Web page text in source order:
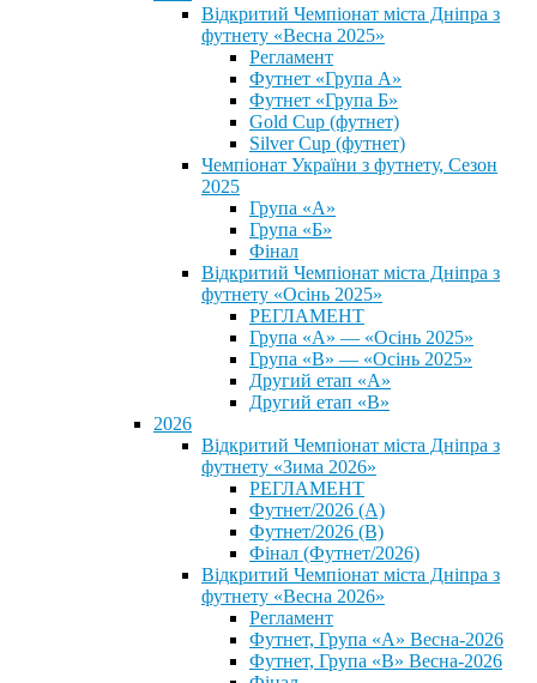
Відкритий Чемпіонат міста Дніпра з
футнету «Весна 2025»
Регламент
Футнет «Група А»
Футнет «Група Б»
Gold Cup (футнет)
Silver Cup (футнет)
Чемпіонат України з футнету, Сезон
2025
Група «А»
Група «Б»
Фінал
Відкритий Чемпіонат міста Дніпра з
футнету «Осінь 2025»
РЕГЛАМЕНТ
Група «А» — «Осінь 2025»
Група «В» — «Осінь 2025»
Другий етап «А»
Другий етап «В»
2026
Відкритий Чемпіонат міста Дніпра з
футнету «Зима 2026»
РЕГЛАМЕНТ
Футнет/2026 (А)
Футнет/2026 (В)
Фінал (Футнет/2026)
Відкритий Чемпіонат міста Дніпра з
футнету «Весна 2026»
Регламент
Футнет, Група «А» Весна-2026
Футнет, Група «В» Весна-2026